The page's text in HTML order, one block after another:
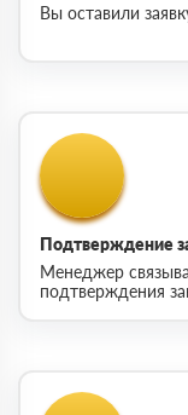
Вы оставили
Подтверждение
Менеджер
подтверждения